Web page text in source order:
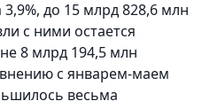
3,9%, до 15 млрд 828,6 млн
с ними остается
8 млрд 194,5 млн
с январем-маем
весьма